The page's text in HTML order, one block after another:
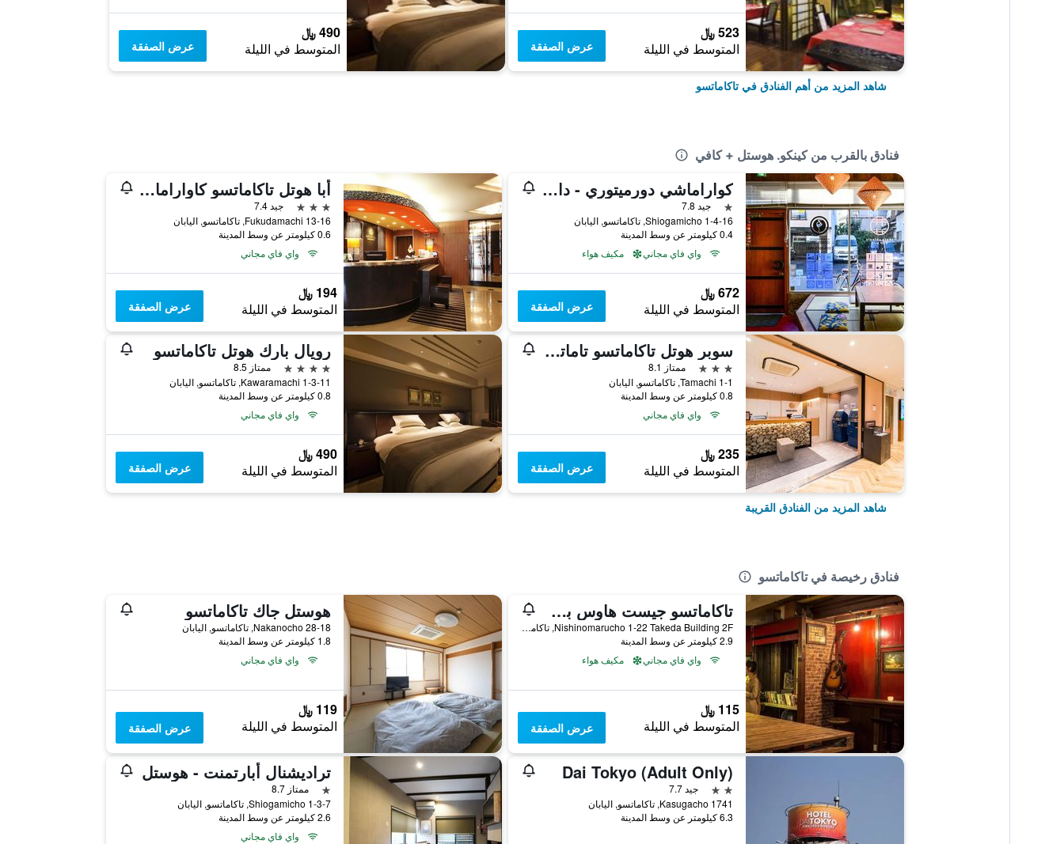
523 ﷼
المتوسط في الليلة عرض الصفقة
490 ﷼
المتوسط في الليلة عرض الصفقة
شاهد المزيد من أهم الفنادق في تاكاماتسو
فنادق بالقرب من كينكو. هوستل + كافي
كواراماشي دورميتوري - دار ضيافة
نجمة واحدة
جيد 7.8
Shiogamicho 1-4-16, تاكاماتسو, اليابان
0.4 كيلومتر عن وسط المدينة
واي فاي مجاني
مكيف هواء
672 ﷼
المتوسط في الليلة عرض الصفقة
أبا هوتل تاكاماتسو كاواراماتشي
3 نجوم
جيد 7.4
13-16 Fukudamachi, تاكاماتسو, اليابان
0.6 كيلومتر عن وسط المدينة
واي فاي مجاني
194 ﷼
المتوسط في الليلة عرض الصفقة
سوبر هوتل تاكاماتسو تاماتشي
3 نجوم
ممتاز 8.1
1-1 Tamachi, تاكاماتسو, اليابان
0.8 كيلومتر عن وسط المدينة
واي فاي مجاني
235 ﷼
المتوسط في الليلة عرض الصفقة
رويال بارك هوتل تاكاماتسو
4 نجوم
ممتاز 8.5
Kawaramachi 1-3-11, تاكاماتسو, اليابان
0.8 كيلومتر عن وسط المدينة
واي فاي مجاني
490 ﷼
المتوسط في الليلة عرض الصفقة
شاهد المزيد من الفنادق القريبة
فنادق رخيصة في تاكاماتسو
تاكاماتسو جيست هاوس بي جي ستيشن
Nishinomarucho 1-22 Takeda Building 2F, تاكاماتسو, اليابان
2.9 كيلومتر عن وسط المدينة
واي فاي مجاني
مكيف هواء
115 ﷼
المتوسط في الليلة عرض الصفقة
هوستل جاك تاكاماتسو
28-18 Nakanocho, تاكاماتسو, اليابان
1.8 كيلومتر عن وسط المدينة
واي فاي مجاني
119 ﷼
المتوسط في الليلة عرض الصفقة
Dai Tokyo (Adult Only)
2 نجمتين
جيد 7.7
Kasugacho 1741, تاكاماتسو, اليابان
6.3 كيلومتر عن وسط المدينة
تراديشنال أبارتمنت - هوستل
نجمة واحدة
ممتاز 8.7
Shiogamicho 1-3-7, تاكاماتسو, اليابان
2.6 كيلومتر عن وسط المدينة
واي فاي مجاني